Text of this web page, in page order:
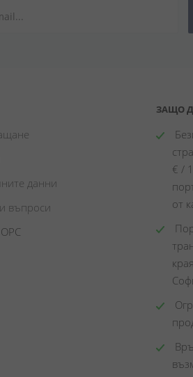
данни
въпроси
ЗАЩО
€ /
от